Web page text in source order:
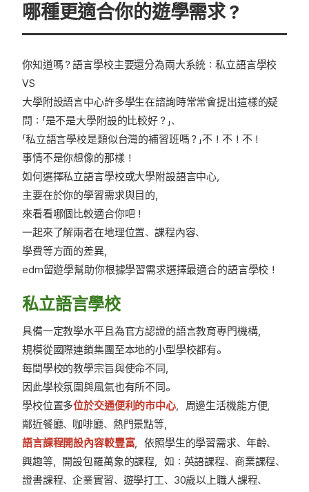
哪種更適合你的遊學需求？
你知道嗎？語言學校主要還分為兩大系統：私立語言學校
VS
大學附設語言中心許多學生在諮詢時常常會提出這樣的疑
問：「是不是大學附設的比較好？」、
「私立語言學校是類似台灣的補習班嗎？」不！不！不！
事情不是你想像的那樣！
如何選擇私立語言學校或大學附設語言中心，
主要在於你的學習需求與目的，
來看看哪個比較適合你吧！
一起來了解兩者在地理位置、課程內容、
學費等方面的差異，
edm留遊學幫助你根據學習需求選擇最適合的語言學校！
私立語言學校
具備一定教學水平且為官方認證的語言教育專門機構，
規模從國際連鎖集團至本地的小型學校都有。
每間學校的教學宗旨與使命不同，
因此學校氛圍與風氣也有所不同。
學校位置多位於交通便利的市中心，周邊生活機能方便，
鄰近餐廳、咖啡廳、熱門景點等，
語言課程開設內容較豐富，依照學生的學習需求、年齡、
興趣等，開設包羅萬象的課程，如：英語課程、商業課程、
證書課程、企業實習、遊學打工、30歲以上職人課程、